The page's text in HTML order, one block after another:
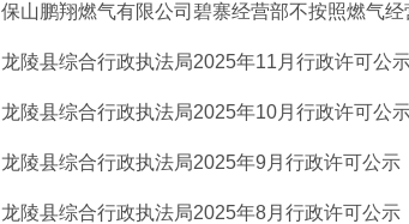
保山鹏翔燃气有限公司碧寨经营部不按照燃气
龙陵县综合行政执法局2025年11月行政许可公
龙陵县综合行政执法局2025年10月行政许可公
龙陵县综合行政执法局2025年9月行政许可公示
龙陵县综合行政执法局2025年8月行政许可公示